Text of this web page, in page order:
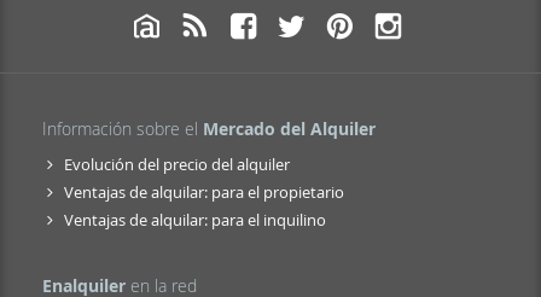
Información sobre el Mercado del Alquiler
Evolución del precio del alquiler
Ventajas de alquilar: para el propietario
Ventajas de alquilar: para el inquilino
Enalquiler en la red